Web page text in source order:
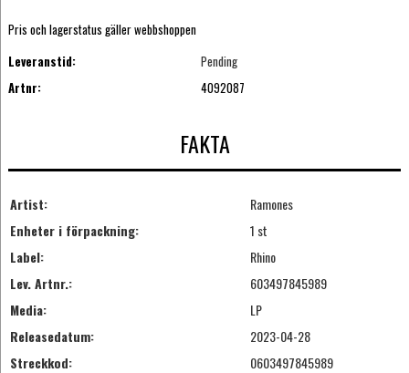
Pris och lagerstatus gäller webbshoppen
Leveranstid:
Pending
Artnr:
4092087
FAKTA
Artist:
Ramones
Enheter i förpackning:
1 st
Label:
Rhino
Lev. Artnr.:
603497845989
Media:
LP
Releasedatum:
2023-04-28
Streckkod:
0603497845989